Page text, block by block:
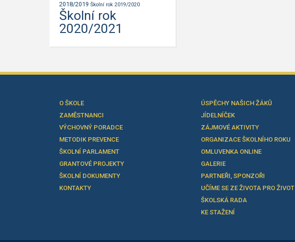
2018/2019 Školní rok 2019/2020
Školní rok
2020/2021
O ŠKOLE
ZAMĚSTNANCI
VÝCHOVNÝ PORADCE
METODIK PREVENCE
ŠKOLNÍ PARLAMENT
GRANTOVÉ PROJEKTY
ŠKOLNÍ DOKUMENTY
KONTAKTY
ÚSPĚCHY NAŠICH ŽÁKŮ
JÍDELNÍČEK
ZÁJMOVÉ AKTIVITY
ORGANIZACE ŠKOLNÍHO ROKU
OMLUVENKA ONLINE
GALERIE
PARTNEŘI, SPONZOŘI
UČÍME SE ZE ŽIVOTA PRO ŽIVOT
ŠKOLSKÁ RADA
KE STAŽENÍ